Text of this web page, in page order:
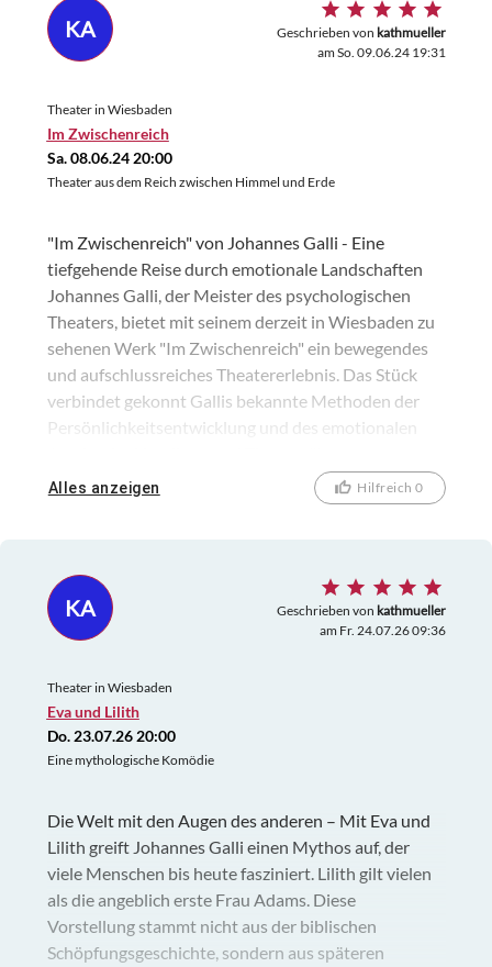
KA Geschrieben von kathmueller
am So. 09.06.24 19:31
Theater in Wiesbaden
Im Zwischenreich
Sa. 08.06.24 20:00
Theater aus dem Reich zwischen Himmel und Erde
"Im Zwischenreich" von Johannes Galli - Eine
tiefgehende Reise durch emotionale Landschaften
Johannes Galli, der Meister des psychologischen
Theaters, bietet mit seinem derzeit in Wiesbaden zu
sehenen Werk "Im Zwischenreich" ein bewegendes
und aufschlussreiches Theatererlebnis. Das Stück
verbindet gekonnt Gallis bekannte Methoden der
Persönlichkeitsentwicklung und des emotionalen
Zwischenreich" beginnt mit dem Tod der
Protagonistin, die nun vor einem himmlischen
auszutauchen – eine Herausforderung, die ihre
psychische Resilienz und emotionale Kontrolle auf
die Probe stellt. Trotz der Schwierigkeiten und des
Gnade gewährt, da sie sich bereits in der
Persönlichkeitsbildung engagiert hat, indem sie ein
"7-Kellerkinder-Seminar" besuchte. Inszenierung
und Regie Die Inszenierung besticht durch ihre
Bühnenbildgestaltung. Jedes Gefühl – von
Schläfrigkeit über Wut bis hin zu Liebe – wird durch
ein eindrucksvolles Zusammenspiel von Klang und
Bewegung dargestellt. Die Bühne wird zum
metaphorischen Raum. Schauspiel Insbesondere die
Hauptdarstellerin, Viviane Hanna, beeindruckt durch
Alles anzeigen Hilfreich 0
KA Geschrieben von kathmueller
am Fr. 24.07.26 09:36
Theater in Wiesbaden
Eva und Lilith
Do. 23.07.26 20:00
Eine mythologische Komödie
Die Welt mit den Augen des anderen – Mit Eva und
Lilith greift Johannes Galli einen Mythos auf, der
viele Menschen bis heute fasziniert. Lilith gilt vielen
als die angeblich erste Frau Adams. Diese
Vorstellung stammt nicht aus der biblischen
Schöpfungsgeschichte, sondern aus späteren